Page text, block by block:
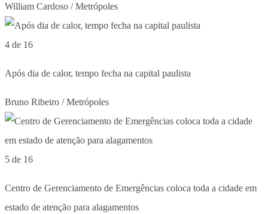
William Cardoso / Metrópoles
4 de 16
Após dia de calor, tempo fecha na capital paulista
Bruno Ribeiro / Metrópoles
5 de 16
Centro de Gerenciamento de Emergências coloca toda a cidade em
estado de atenção para alagamentos